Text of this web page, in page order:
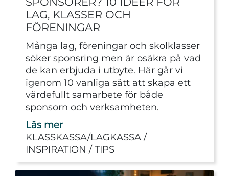
LAG, KLASSER OCH
FÖRENINGAR
Många lag, föreningar och skolklasser
söker sponsring men är osäkra på vad
de kan erbjuda i utbyte. Här går vi
igenom 10 vanliga sätt att skapa ett
värdefullt samarbete för både
sponsorn och verksamheten.
Läs mer
KLASSKASSA/LAGKASSA
INSPIRATION
TIPS